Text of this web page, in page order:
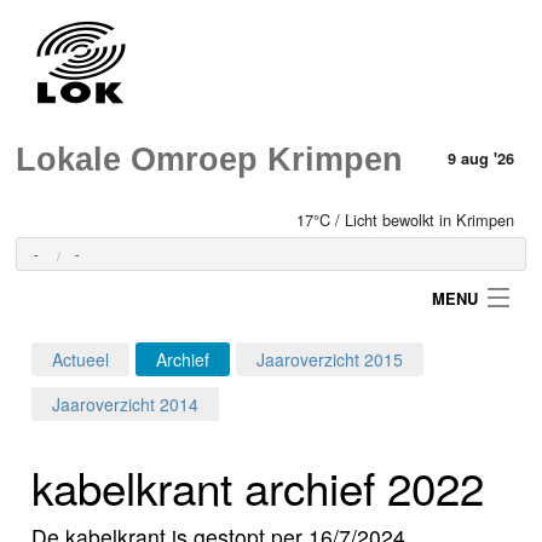
Lokale Omroep Krimpen 9 aug '26
17°C / Licht bewolkt in Krimpen
- -
MENU
Programma's
Actueel Archief
Jaaroverzicht 2015
Jaaroverzicht 2014
kabelkrant archief 2022